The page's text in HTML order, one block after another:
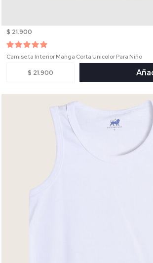
$ 21.900
Camiseta Interior Manga Corta Unicolor Para Niño
$ 21.900